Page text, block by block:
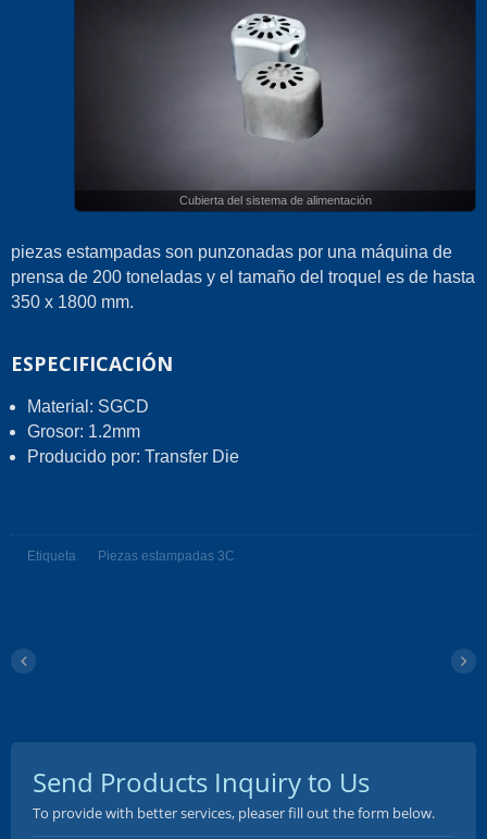
Cubierta del sistema de alimentación
piezas estampadas son punzonadas por una máquina de
prensa de 200 toneladas y el tamaño del troquel es de hasta
350 x 1800 mm.
ESPECIFICACIÓN
Material: SGCD
Grosor: 1.2mm
Producido por: Transfer Die
Etiqueta Piezas estampadas 3C